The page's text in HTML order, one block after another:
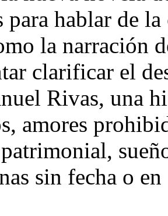
para hablar de
la narración
clarificar el
Rivas, una
amores
sin fecha o